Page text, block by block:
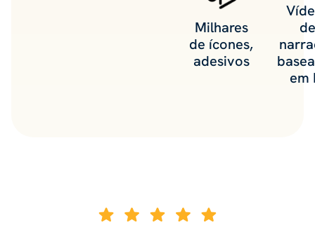
Milhares
de ícones,
adesivos
em